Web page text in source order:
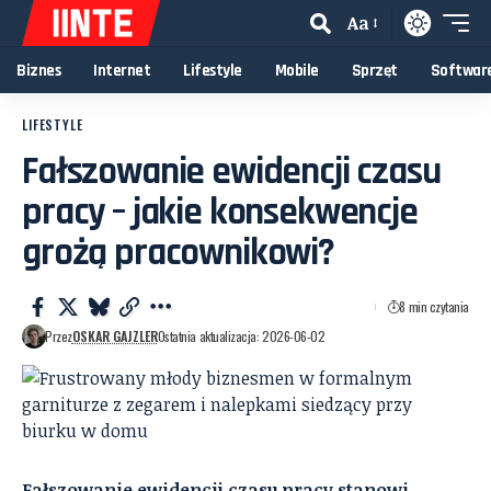
Aa
Biznes Internet Lifestyle Mobile Sprzęt
LIFESTYLE
Fałszowanie ewidencji czasu
pracy – jakie konsekwencje
grożą pracownikowi?
PrzezOSKAR GAJZLEROstatnia aktualizacja: 2026-06-02
8 min czytania